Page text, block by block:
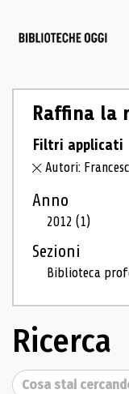
Raffina la
Filtri applicati
Autori:
Anno
2012(1)
Sezioni
Biblioteca
Ricerca
Cerca